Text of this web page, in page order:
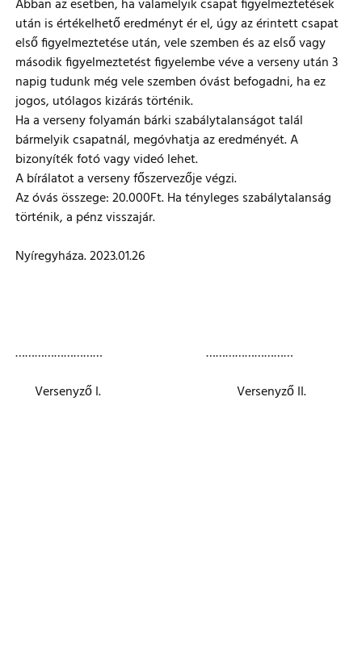
Abban az esetben, ha valamelyik csapat figyelmeztetések
után is értékelhető eredményt ér el, úgy az érintett csapat
első figyelmeztetése után, vele szemben és az első vagy
második figyelmeztetést figyelembe véve a verseny után 3
napig tudunk még vele szemben óvást befogadni, ha ez
jogos, utólagos kizárás történik.
Ha a verseny folyamán bárki szabálytalanságot talál
bármelyik csapatnál, megóvhatja az eredményét. A
bizonyíték fotó vagy videó lehet.
A bírálatot a verseny főszervezője végzi.
Az óvás összege: 20.000Ft. Ha tényleges szabálytalanság
történik, a pénz visszajár.
Nyíregyháza. 2023.01.26
……………………… ………………………
Versenyző I. Versenyző II.